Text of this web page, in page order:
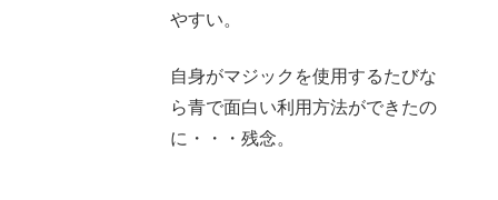
やすい。
自身がマジックを使用するたびな
ら青で面白い利用方法ができたの
に・・・残念。